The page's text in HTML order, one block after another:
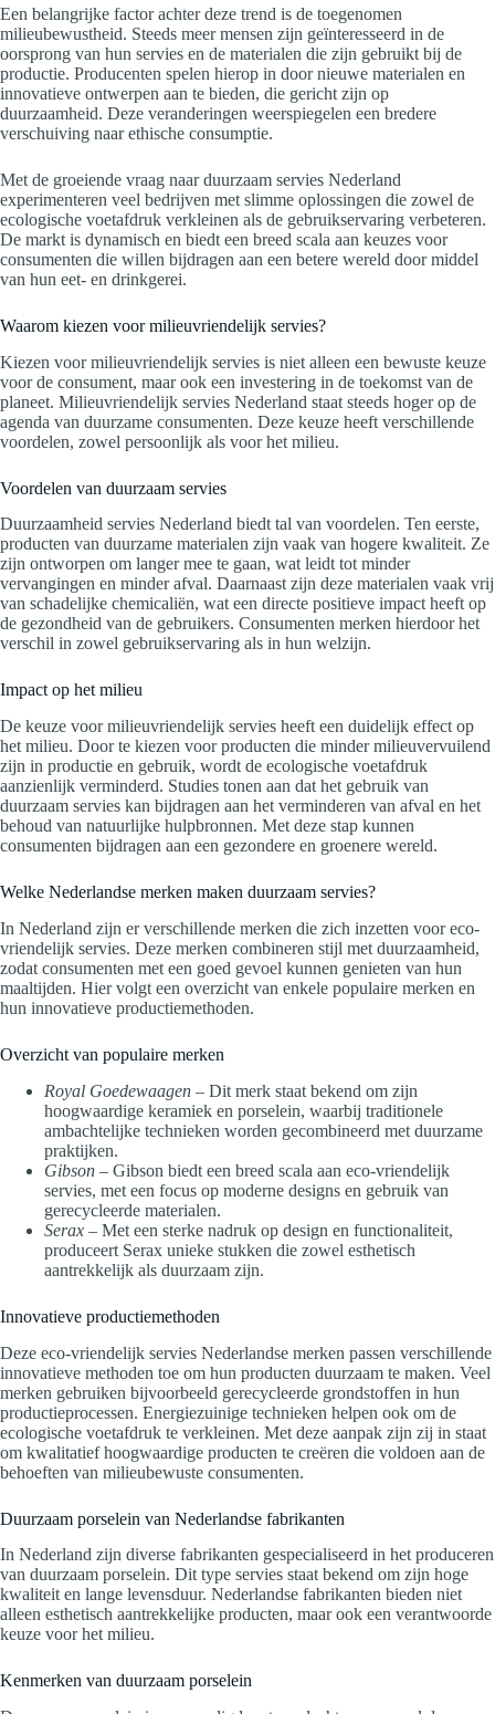
Een belangrijke factor achter deze trend is de toegenomen
milieubewustheid. Steeds meer mensen zijn geïnteresseerd in de
oorsprong van hun servies en de materialen die zijn gebruikt bij de
productie. Producenten spelen hierop in door nieuwe materialen en
innovatieve ontwerpen aan te bieden, die gericht zijn op
duurzaamheid. Deze veranderingen weerspiegelen een bredere
verschuiving naar ethische consumptie.
Met de groeiende vraag naar duurzaam servies Nederland
experimenteren veel bedrijven met slimme oplossingen die zowel de
ecologische voetafdruk verkleinen als de gebruikservaring verbeteren.
De markt is dynamisch en biedt een breed scala aan keuzes voor
consumenten die willen bijdragen aan een betere wereld door middel
van hun eet- en drinkgerei.
Waarom kiezen voor milieuvriendelijk servies?
Kiezen voor milieuvriendelijk servies is niet alleen een bewuste keuze
voor de consument, maar ook een investering in de toekomst van de
planeet. Milieuvriendelijk servies Nederland staat steeds hoger op de
agenda van duurzame consumenten. Deze keuze heeft verschillende
voordelen, zowel persoonlijk als voor het milieu.
Voordelen van duurzaam servies
Duurzaamheid servies Nederland biedt tal van voordelen. Ten eerste,
producten van duurzame materialen zijn vaak van hogere kwaliteit. Ze
zijn ontworpen om langer mee te gaan, wat leidt tot minder
vervangingen en minder afval. Daarnaast zijn deze materialen vaak vrij
van schadelijke chemicaliën, wat een directe positieve impact heeft op
de gezondheid van de gebruikers. Consumenten merken hierdoor het
verschil in zowel gebruikservaring als in hun welzijn.
Impact op het milieu
De keuze voor milieuvriendelijk servies heeft een duidelijk effect op
het milieu. Door te kiezen voor producten die minder milieuvervuilend
zijn in productie en gebruik, wordt de ecologische voetafdruk
aanzienlijk verminderd. Studies tonen aan dat het gebruik van
duurzaam servies kan bijdragen aan het verminderen van afval en het
behoud van natuurlijke hulpbronnen. Met deze stap kunnen
consumenten bijdragen aan een gezondere en groenere wereld.
Welke Nederlandse merken maken duurzaam servies?
In Nederland zijn er verschillende merken die zich inzetten voor eco-
vriendelijk servies. Deze merken combineren stijl met duurzaamheid,
zodat consumenten met een goed gevoel kunnen genieten van hun
maaltijden. Hier volgt een overzicht van enkele populaire merken en
hun innovatieve productiemethoden.
Overzicht van populaire merken
Royal Goedewaagen – Dit merk staat bekend om zijn
hoogwaardige keramiek en porselein, waarbij traditionele
ambachtelijke technieken worden gecombineerd met duurzame
praktijken.
Gibson – Gibson biedt een breed scala aan eco-vriendelijk
servies, met een focus op moderne designs en gebruik van
gerecycleerde materialen.
Serax – Met een sterke nadruk op design en functionaliteit,
produceert Serax unieke stukken die zowel esthetisch
aantrekkelijk als duurzaam zijn.
Innovatieve productiemethoden
Deze eco-vriendelijk servies Nederlandse merken passen verschillende
innovatieve methoden toe om hun producten duurzaam te maken. Veel
merken gebruiken bijvoorbeeld gerecycleerde grondstoffen in hun
productieprocessen. Energiezuinige technieken helpen ook om de
ecologische voetafdruk te verkleinen. Met deze aanpak zijn zij in staat
om kwalitatief hoogwaardige producten te creëren die voldoen aan de
behoeften van milieubewuste consumenten.
Duurzaam porselein van Nederlandse fabrikanten
In Nederland zijn diverse fabrikanten gespecialiseerd in het produceren
van duurzaam porselein. Dit type servies staat bekend om zijn hoge
kwaliteit en lange levensduur. Nederlandse fabrikanten bieden niet
alleen esthetisch aantrekkelijke producten, maar ook een verantwoorde
keuze voor het milieu.
Kenmerken van duurzaam porselein